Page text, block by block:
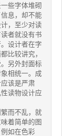
些字体堆砌
息，却不能
，至少对读
者就没有书
设计者在字
比较讲究，
另外封面标
相统一。成
该是严肃
读物设计应
而不乱，就
着简单的图
如在色彩